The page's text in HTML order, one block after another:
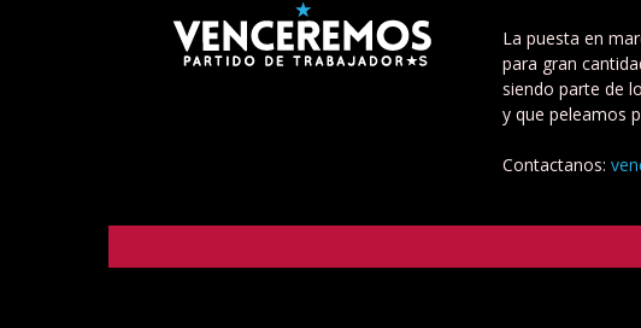
La puesta en
para gran
siendo parte de
y que peleamos
Contactanos: